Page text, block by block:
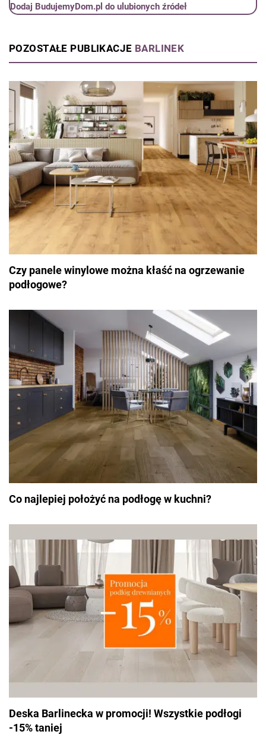
Dodaj BudujemyDom.pl do ulubionych źródeł
POZOSTAŁE PUBLIKACJE BARLINEK
Czy panele winylowe można kłaść na ogrzewanie
podłogowe?
Co najlepiej położyć na podłogę w kuchni?
Deska Barlinecka w promocji! Wszystkie podłogi
-15% taniej